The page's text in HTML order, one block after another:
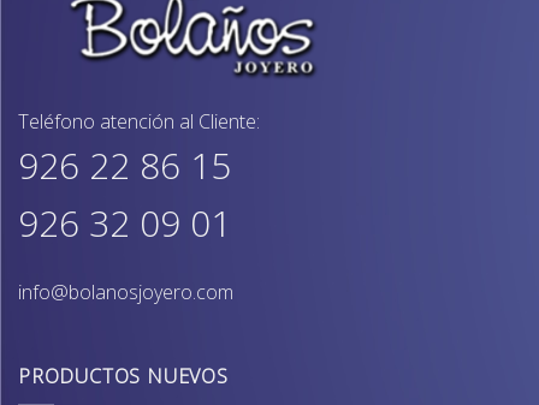
Teléfono atención al Cliente:
926 22 86 15
926 32 09 01
info@bolanosjoyero.com
PRODUCTOS NUEVOS